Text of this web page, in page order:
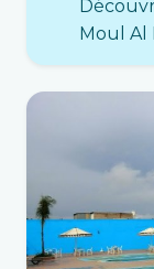
Moul Al